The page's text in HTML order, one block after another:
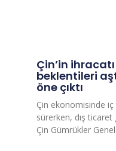
Çin’in
beklentileri
öne çıktı
Çin ekonomisinde iç
sürerken, dış ticaret
Çin Gümrükler